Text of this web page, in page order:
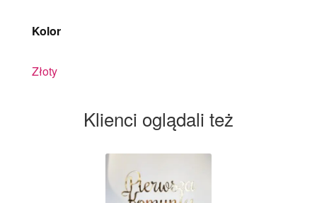
Kolor
Złoty
Klienci oglądali też